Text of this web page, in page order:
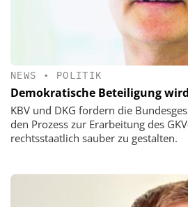
NEWS • POLITIK
Demokratische Beteiligung
KBV und DKG fordern die
den Prozess zur Erarbeitung des
rechtsstaatlich sauber zu gestalten.